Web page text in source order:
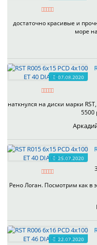
достаточно красивые и
море
07.08.2020
наткнулся на диски марки
5500
25.07.2020
Рено Логан. Посмотрим как
22.07.2020